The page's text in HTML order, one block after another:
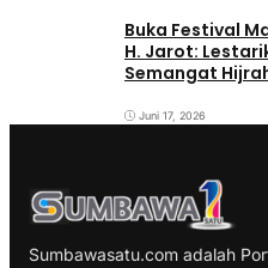
Buka Festival
H. Jarot:
Semangat
Juni 17, 2026
Sumbawasatu.com adalah